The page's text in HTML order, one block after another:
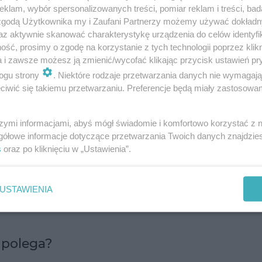
sprawdzili prawdopodobieństwo utraty wagi
wszystkie grupy żywności, czy wymaga
niezbędne do przygotowywania dań są
diety jest łatwe. Po dokładnej analizie
dietą na rok 2023.
kategorie: najlepsza dieta dla zdrowia i kości
kategorii również zwyciężyła dieta
razem zdietą DASH
wybór spersonalizowanych treści, pomiar reklam i treści,
Użytkownika my i Zaufani Partnerzy możemy używać
aktywnie skanować charakterystykę urządzenia do celów
prosimy o zgodę na korzystanie z tych technologii poprzez
i zawsze możesz ją zmienić/wycofać klikając przycisk ustawień
strony
. Niektóre rodzaje przetwarzania danych nie
się takiemu przetwarzaniu. Preferencje będą miały
informacjami, abyś mógł świadomie i komfortowo korzystać z
informacje dotyczące przetwarzania Twoich danych
oraz po kliknięciu w „Ustawienia”.
USTAWIENIA